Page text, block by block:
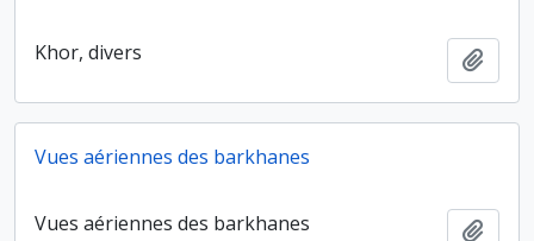
Khor, divers
Vues aériennes des barkhanes
Vues aériennes des barkhanes